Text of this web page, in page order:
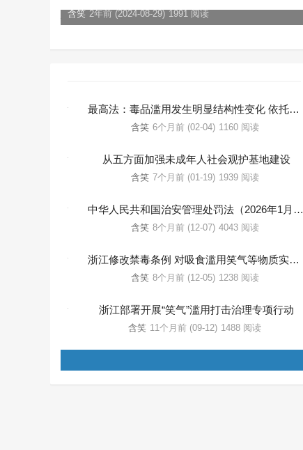
含笑 2年前 (2024-08-29) 1991 阅读
最高法：毒品滥用发生明显结构性变化 依托咪酯滥用远超海洛因
含笑 6个月前 (02-04) 1160 阅读
从五方面加强未成年人社会观护基地建设
含笑 7个月前 (01-19) 1939 阅读
中华人民共和国治安管理处罚法（2026年1月1日施行）
含笑 8个月前 (12-07) 4043 阅读
浙江修改禁毒条例 对吸食滥用笑气等物质实施临时管制
含笑 8个月前 (12-05) 1238 阅读
浙江部署开展“笑气”滥用打击治理专项行动
含笑 11个月前 (09-12) 1488 阅读